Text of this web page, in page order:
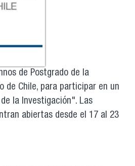
de Postgrado de la
de Chile, para participar en un
la Investigación". Las
abiertas desde el 17 al 23